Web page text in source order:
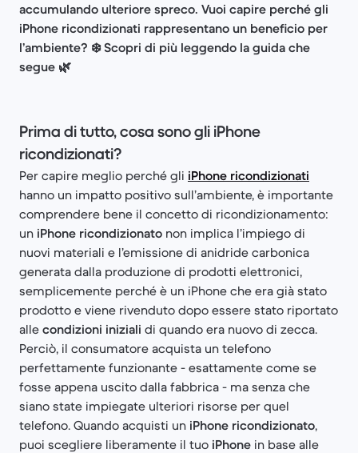
accumulando ulteriore spreco. Vuoi capire perché gli
iPhone ricondizionati rappresentano un beneficio per
l’ambiente? ❄️ Scopri di più leggendo la guida che
segue 🌿
Prima di tutto, cosa sono gli iPhone
ricondizionati?
Per capire meglio perché gli iPhone ricondizionati
hanno un impatto positivo sull’ambiente, è importante
comprendere bene il concetto di ricondizionamento:
un iPhone ricondizionato non implica l’impiego di
nuovi materiali e l’emissione di anidride carbonica
generata dalla produzione di prodotti elettronici,
semplicemente perché è un iPhone che era già stato
prodotto e viene rivenduto dopo essere stato riportato
alle condizioni iniziali di quando era nuovo di zecca.
Perciò, il consumatore acquista un telefono
perfettamente funzionante - esattamente come se
fosse appena uscito dalla fabbrica - ma senza che
siano state impiegate ulteriori risorse per quel
telefono. Quando acquisti un iPhone ricondizionato,
puoi scegliere liberamente il tuo iPhone in base alle